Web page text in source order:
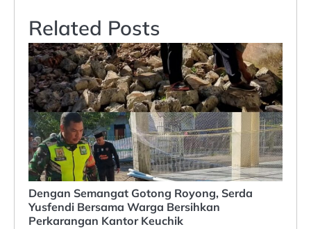
Related Posts
Dengan Semangat Gotong Royong, Serda
Yusfendi Bersama Warga Bersihkan
Perkarangan Kantor Keuchik